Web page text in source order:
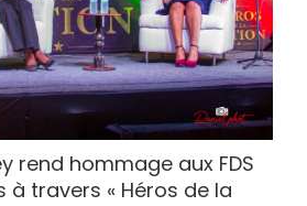
rend hommage aux FDS
à travers « Héros de la